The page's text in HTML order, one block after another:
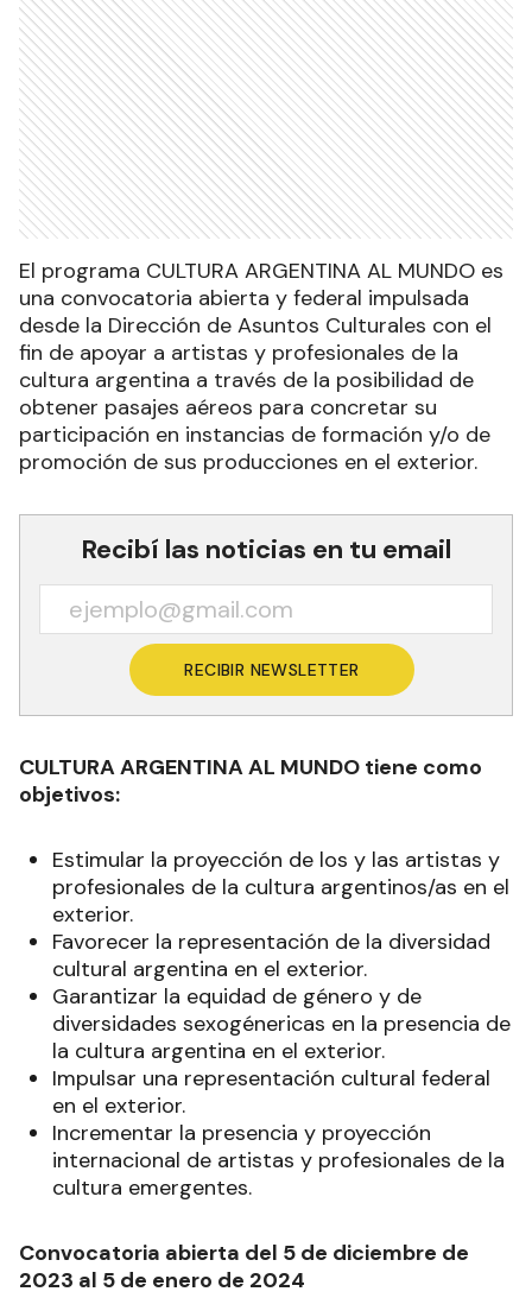
El programa CULTURA ARGENTINA AL MUNDO es
una convocatoria abierta y federal impulsada
desde la Dirección de Asuntos Culturales con el
fin de apoyar a artistas y profesionales de la
cultura argentina a través de la posibilidad de
obtener pasajes aéreos para concretar su
participación en instancias de formación y/o de
promoción de sus producciones en el exterior.
Recibí las noticias en tu email
RECIBIR NEWSLETTER
CULTURA ARGENTINA AL MUNDO tiene como
objetivos:
Estimular la proyección de los y las artistas y
profesionales de la cultura argentinos/as en el
exterior.
Favorecer la representación de la diversidad
cultural argentina en el exterior.
Garantizar la equidad de género y de
diversidades sexogénericas en la presencia de
la cultura argentina en el exterior.
Impulsar una representación cultural federal
en el exterior.
Incrementar la presencia y proyección
internacional de artistas y profesionales de la
cultura emergentes.
Convocatoria abierta del 5 de diciembre de
2023 al 5 de enero de 2024